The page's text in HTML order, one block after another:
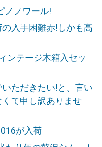
ノノワール!
入手困難赤!しかも高
ンテージ木箱入セッ
ただきたい!と、言い
て申し訳ありませ
が入荷